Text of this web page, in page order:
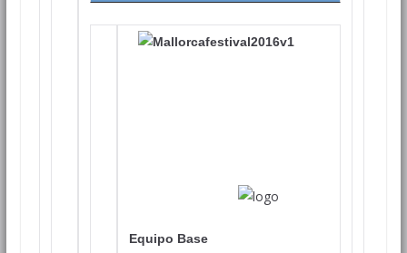
Equipo Base